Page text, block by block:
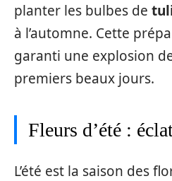
planter les bulbes de
à l’automne. Cette
garanti une explosion
premiers beaux jours.
Fleurs d’été :
L’été est la saison des